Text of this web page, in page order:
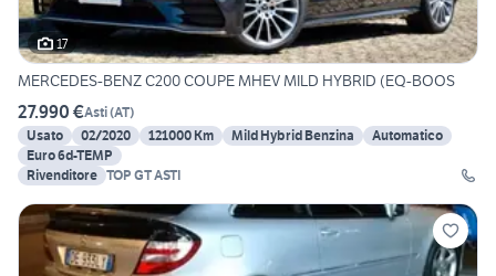
17
MERCEDES-BENZ C200 COUPE MHEV MILD HYBRID (EQ-BOOS
27.990 €Asti(AT)
Usato
02/2020 121000 Km Mild Hybrid Benzina
Automatico
Euro 6d-TEMP
Rivenditore TOP GT ASTI